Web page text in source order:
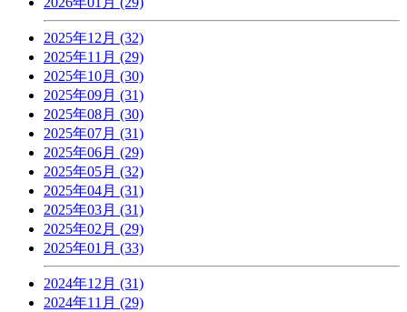
2025年12月 (32)
2025年11月 (29)
2025年10月 (30)
2025年09月 (31)
2025年08月 (30)
2025年07月 (31)
2025年06月 (29)
2025年05月 (32)
2025年04月 (31)
2025年03月 (31)
2025年02月 (29)
2025年01月 (33)
2024年12月 (31)
2024年11月 (29)